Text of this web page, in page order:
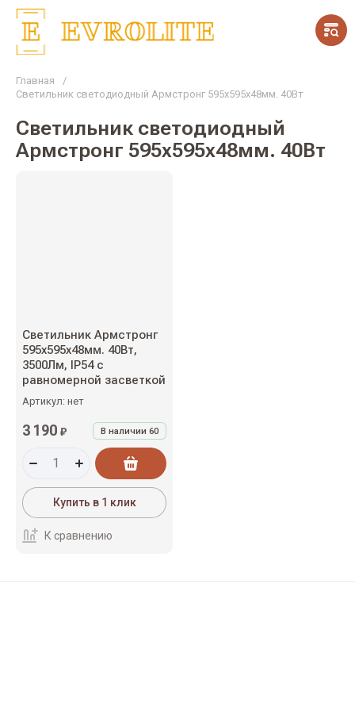
Главная
/
Светильник светодиодный Армстронг 595х595х48мм. 40Вт
Светильник светодиодный
Армстронг 595х595х48мм. 40Вт
Светильник Армстронг
595х595х48мм. 40Вт,
3500Лм, IP54 с
равномерной засветкой
Артикул: нет
В наличии 60
3 190 ₽
Купить в 1 клик
К сравнению